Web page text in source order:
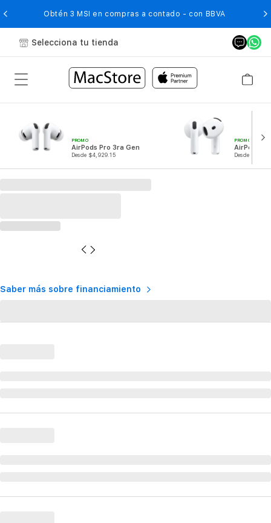
Obtén 3 MSI en compras a contado - con BBVA
Selecciona tu tienda
PROMO
AirPods Pro 3ra Gen
Desde $4,929.15
PROMO
AirPods
Desde
Saber más sobre financiamiento